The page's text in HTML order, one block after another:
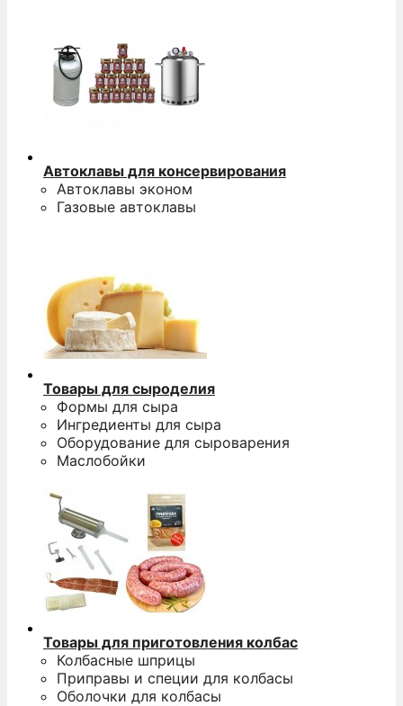
Автоклавы для консервирования
Автоклавы эконом
Газовые автоклавы
Товары для сыроделия
Формы для сыра
Ингредиенты для сыра
Оборудование для сыроварения
Маслобойки
Товары для приготовления колбас
Колбасные шприцы
Приправы и специи для колбасы
Оболочки для колбасы